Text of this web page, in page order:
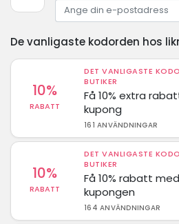
De vanligaste kodorden hos
10%
RABATT
DET VANLIGASTE
BUTIKER
Få 10% extra
kupong
161 ANVÄNDNINGAR
10%
RABATT
DET VANLIGASTE
BUTIKER
Få 10% rabatt
kupongen
164 ANVÄNDNINGAR